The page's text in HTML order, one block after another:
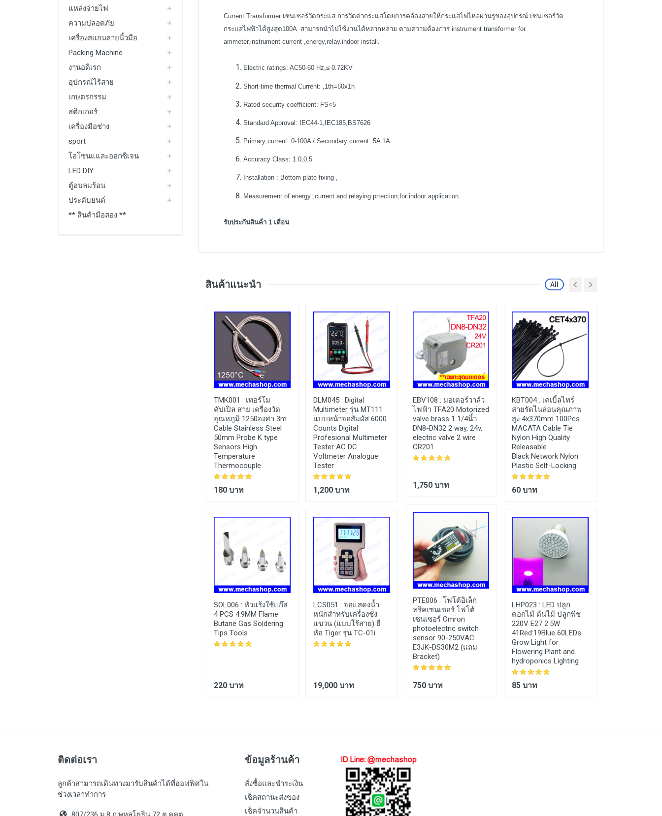
แหล่งจ่ายไฟ
ความปลอดภัย
เครื่องสแกนลายนิ้วมือ
Packing Machine
งานอดิเรก
อุปกรณ์ไร้สาย
เกษตรกรรม
สติกเกอร์
เครื่องมือช่าง
sport
โอโซนแและออกซิเจน
LED DIY
ตู้อบลมร้อน
ประดับยนต์
** สินค้ามือสอง **
Current Transformer เซนเซอร์วัดกระแส การวัดค่ากระแสโดยการคล้องสายให้กระแสไฟไหลผ่านรูของอุปกรณ์ เซนเซอร์วัด
กระแสไฟฟ้าได้สูงสุด100A สามารถนำไปใช้งานได้หลากหลาย ตามความต้องการ instrument transformer for
ammeter,instrument current ,energy,relay.indoor install.
Electric ratings: AC50-60 Hz,≤ 0.72KV
Short-time thermal Current: ,1th=60x1h
Rated security coefficient: FS<5
Standard Approval: IEC44-1,IEC185,BS7626
Primary current: 0-100A / Secondary current: 5A 1A
Accuracy Class: 1.0,0.5
Installation : Bottom plate fixing ,
Measurement of energy ,current and relaying prtection;for indoor application
รับประกันสินค้า 1 เดือน
สินค้าแนะนำ All
TMK001 : เทอร์โม
คัปเปิล สาย เครื่องวัด
อุณหภูมิ 1250องศา 3m
Cable Stainless Steel
50mm Probe K type
Sensors High
Temperature
Thermocouple
180 บาท
SOL006 : หัวแร้งใช้แก๊ส
4 PCS 4.9MM Flame
Butane Gas Soldering
Tips Tools
220 บาท
DLM045 : Digital
Multimeter รุ่น MT111
แบบหน้าจอสัมผัส 6000
Counts Digital
Profesional Multimeter
Tester AC DC
Voltmeter Analogue
Tester
1,200 บาท
LCS051 : จอแสดงน้ำ
หนักสำหรับเครื่องชั่ง
แขวน (แบบไร้สาย) ยี่
หัอ Tiger รุ่น TC-01i
19,000 บาท
EBV108 : มอเตอร์วาล์ว
ไฟฟ้า TFA20 Motorized
valve brass 1 1/4นิ้ว
DN8-DN32 2 way, 24v,
electric valve 2 wire
CR201
1,750 บาท
PTE006 : โฟโต้อิเล็ก
ทริคเซนเซอร์ โฟโต้
เซนเซอร์ Omron
photoelectric switch
sensor 90-250VAC
E3JK-DS30M2 (แถม
Bracket)
750 บาท
KBT004 : เคเบิ้ลไทร์
สายรัดไนล่อนคุณภาพ
สูง 4x370mm 100Pcs
MACATA Cable Tie
Nylon High Quality
Releasable
Black Network Nylon
Plastic Self-Locking
60 บาท
LHP023 : LED ปลูก
ดอกไม้ ต้นไม้ ปลูกพืช
220V E27 2.5W
41Red:19Blue 60LEDs
Grow Light for
Flowering Plant and
hydroponics Lighting
85 บาท
ติดต่อเรา
ลูกค้าสามารถเดินทางมารับสินค้าได้ที่ออฟฟิศใน
ช่วงเวลาทำการ
ข้อมูลร้านค้า
สั่งซื้อและชำระเงิน
เช็คสถานะส่งของ
เช็คจำนวนสินค้า